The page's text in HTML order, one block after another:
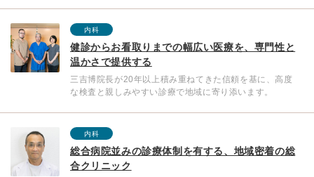
内科
健診からお看取りまでの幅広い医療を、専門性と
温かさで提供する
三吉博院長が20年以上積み重ねてきた信頼を基に、高度
な検査と親しみやすい診療で地域に寄り添います。
内科
総合病院並みの診療体制を有する、地域密着の総
合クリニック